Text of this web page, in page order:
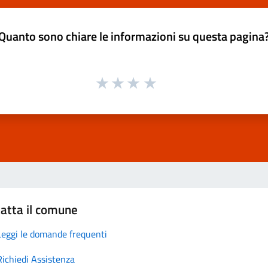
sono chiare le informazioni su questa
il comune
le domande frequenti
Assistenza